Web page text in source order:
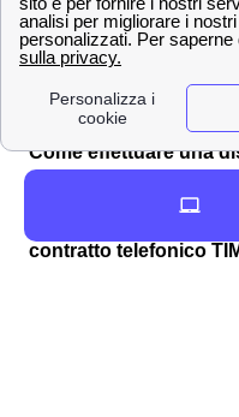
Qui trovi tutti i numeri
Castagneto Carducci
clienti, attivare o
eventuali problemi.
Come effettuare una
contratto telefonico